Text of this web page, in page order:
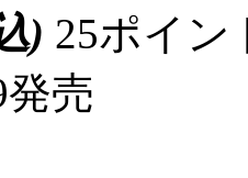
) 25ポイ
発売